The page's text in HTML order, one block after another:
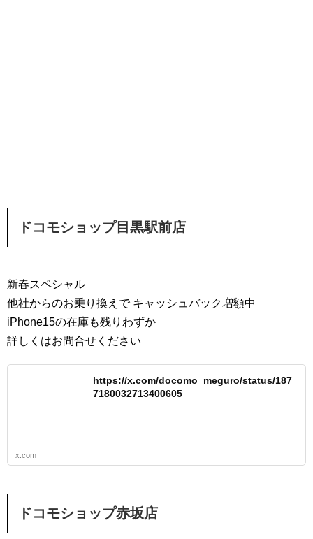
ドコモショップ目黒駅前店
新春スペシャル
他社からのお乗り換えで キャッシュバック増額中
iPhone15の在庫も残りわずか
詳しくはお問合せください
https://x.com/docomo_meguro/status/187
7180032713400605
x.com
ドコモショップ赤坂店